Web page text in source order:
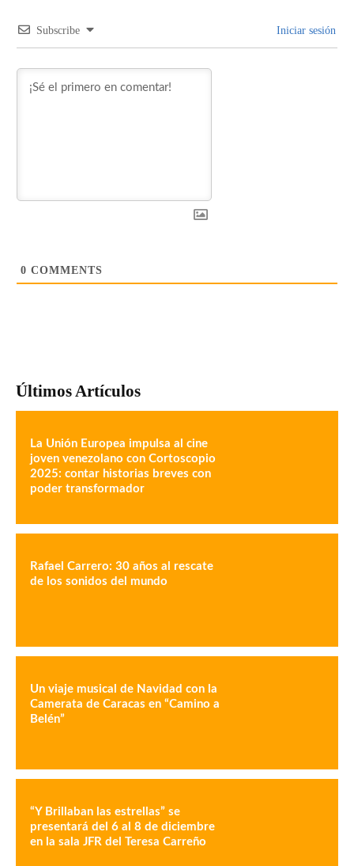
Subscribe Iniciar sesión
0 COMMENTS
Últimos Artículos
La Unión Europea impulsa al cine
joven venezolano con Cortoscopio
2025: contar historias breves con
poder transformador
Rafael Carrero: 30 años al rescate
de los sonidos del mundo
Un viaje musical de Navidad con la
Camerata de Caracas en “Camino a
Belén”
“Y Brillaban las estrellas” se
presentará del 6 al 8 de diciembre
en la sala JFR del Teresa Carreño